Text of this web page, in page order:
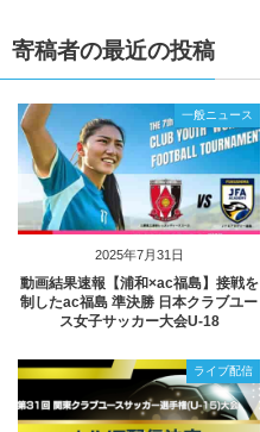
寄稿者の最近の投稿
2025年7月31日
一般ニュース
動画結果速報【浦和×ac福島】接戦を
制したac福島 準決勝 日本クラブユー
ス女子サッカー大会U-18
ライブ配信